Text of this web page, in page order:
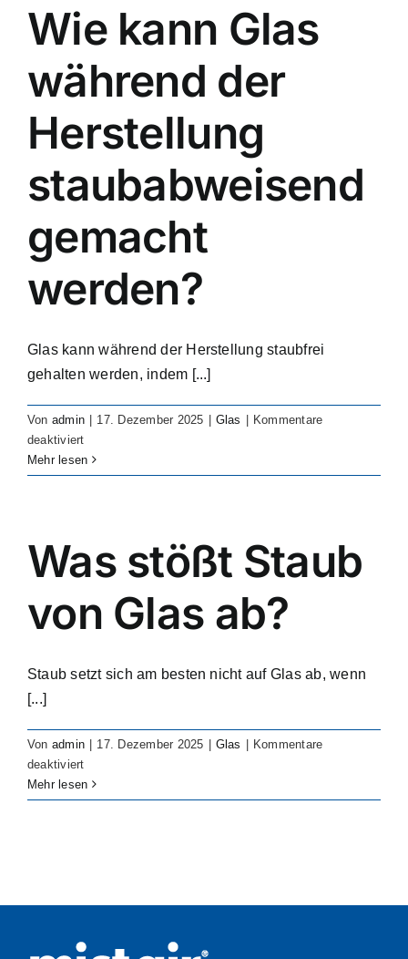
of
dust
from
industrial
settings?
Wie kann Glas
während der
Herstellung
staubabweisend
gemacht
werden?
Glas kann während der Herstellung staubfrei
gehalten werden, indem [...]
Von admin 17. Dezember 2025 Glas
Kommentare
deaktiviertfür
How
can
anti-
dust
manufacturing?
Mehr lesen
Was stößt Staub
von Glas ab?
Staub setzt sich am besten nicht auf Glas ab, wenn
[...]
Von admin 17. Dezember 2025 Glas
Kommentare
deaktiviertfür
What
repels
Mehr lesen